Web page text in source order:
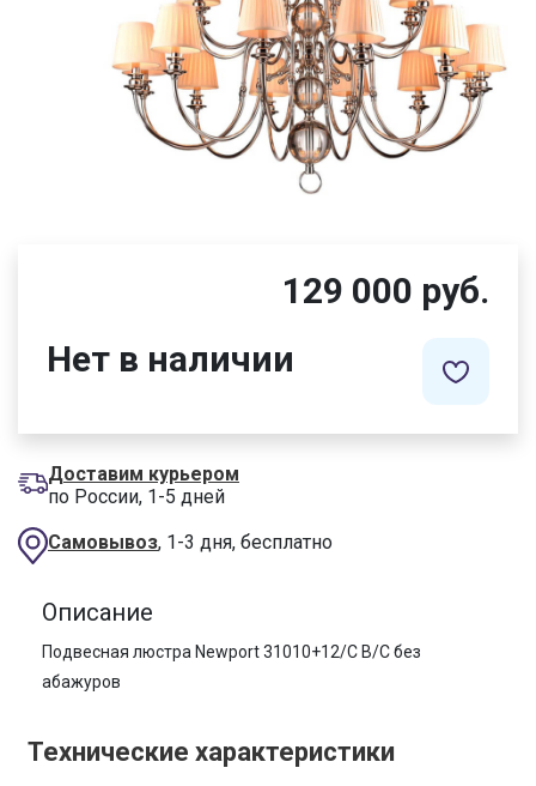
129 000 руб.
Нет в наличии
Доставим курьером
по России, 1-5 дней
Самовывоз, 1-3 дня, бесплатно
Описание
Подвесная люстра Newport 31010+12/C B/C без
абажуров
Технические характеристики